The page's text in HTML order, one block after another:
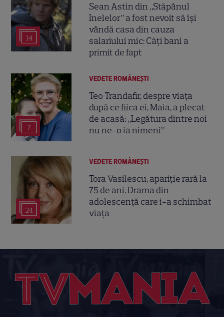
14
Sean Astin din „Stăpânul
Inelelor” a fost nevoit să își
vândă casa din cauza
salariului mic: Câți bani a
primit de fapt
7
VEDETE ROMÂNEŞTI
Teo Trandafir, despre viața
după ce fiica ei, Maia, a plecat
de acasă: „Legătura dintre noi
nu ne-o ia nimeni”
24
VEDETE ROMÂNEŞTI
Tora Vasilescu, apariție rară la
75 de ani. Drama din
adolescență care i-a schimbat
viața